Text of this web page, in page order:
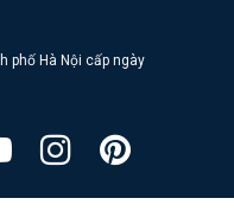
phố Hà Nội cấp ngày